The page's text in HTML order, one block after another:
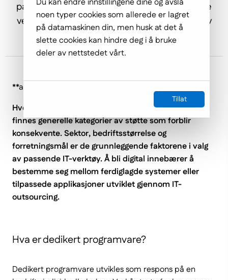
pågående digitale transformasjonen har disse
verktøyene forbedret nesten alle aspekter av
organisatorisk drift.
**automatisk oversatt tekst**
Hver bedrift har unike programvarebehov, men det
finnes generelle kategorier av støtte som forblir
konsekvente. Sektor, bedriftsstørrelse og
forretningsmål er de grunnleggende faktorene i valg
av passende IT-verktøy. Å bli digital innebærer å
bestemme seg mellom ferdiglagde systemer eller
tilpassede applikasjoner utviklet gjennom IT-
outsourcing.
Hva er dedikert programvare?
Dedikert programvare utvikles som respons på en
noen typer cookies som allerede er lagret
på datamaskinen din, men husk at det å
slette cookies kan hindre deg i å bruke
deler av nettstedet vårt.
Tillat